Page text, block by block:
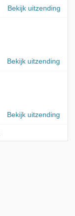
Bekijk uitzending
Bekijk uitzending
Bekijk uitzending